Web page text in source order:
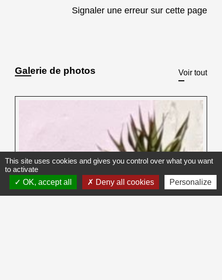
Signaler une erreur sur cette page
Galerie de photos Voir tout
This site uses cookies and gives you control over what you want
to activate
OK, accept all
Deny all cookies Personalize